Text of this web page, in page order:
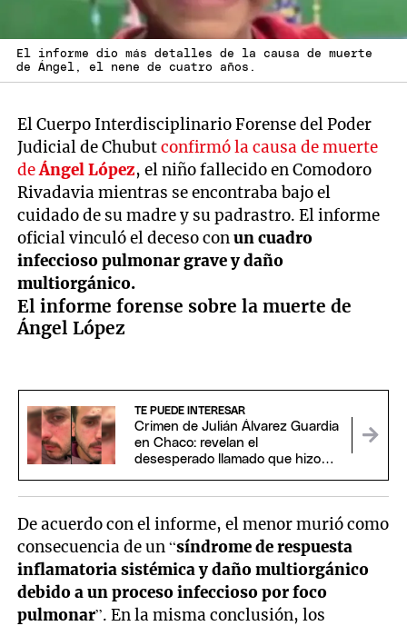
El informe dio más detalles de la causa de muerte
de Ángel, el nene de cuatro años.
El Cuerpo Interdisciplinario Forense del Poder
Judicial de Chubutconfirmó la causa de muerte
deÁngel López, el niño fallecido en Comodoro
Rivadavia mientras se encontraba bajo el
cuidado de su madre y su padrastro. El informe
oficial vinculó el deceso conun cuadro
infeccioso pulmonar grave y daño
multiorgánico.
El informe forense sobre la muerte de
Ángel López
TE PUEDE INTERESAR
Crimen de Julián Álvarez Guardia
en Chaco: revelan el
desesperado llamado que hizo
De acuerdo con el informe, el menor murió como
consecuencia de un “síndrome de respuesta
inflamatoria sistémica y daño multiorgánico
debido a un proceso infeccioso por foco
pulmonar”. En la misma conclusión, los